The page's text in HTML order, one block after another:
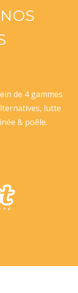
de 4 gammes
lutte
& poêle.